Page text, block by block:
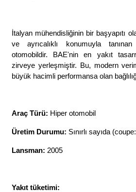
İtalyan mühendisliğinin bir başyapıtı
ve ayrıcalıklı konumuyla
otomobildir. BAE'nin en yakıt
zirveye yerleşmiştir. Bu, modern
büyük hacimli performansa olan
Araç Türü: Hiper otomobil
Üretim Durumu: Sınırlı sayıda
Lansman: 2005
Yakıt tüketimi: